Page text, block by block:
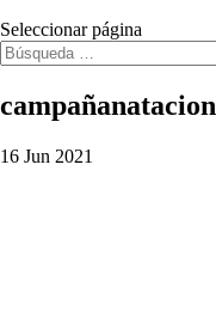
Seleccionar página
campañanatacion
16 Jun 2021